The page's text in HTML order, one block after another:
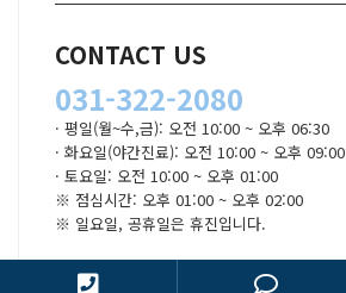
CONTACT US
031-322-2080
· 평일(월~수,금): 오전 10:00 ~ 오후 06:30
· 화요일(야간진료): 오전 10:00 ~ 오후 09:00
· 토요일: 오전 10:00 ~ 오후 01:00
※ 점심시간: 오후 01:00 ~ 오후 02:00
※ 일요일, 공휴일은 휴진입니다.